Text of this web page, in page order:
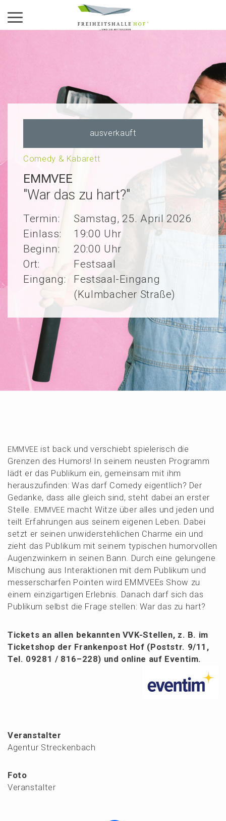
Aktiviere das Menü
ausverkauft
Comedy & Kabarett
EMMVEE
"War das zu hart?"
Termin:
Samstag, 25. April 2026
Einlass:
19:00 Uhr
Beginn:
20:00 Uhr
Ort:
Festsaal
Eingang:
Festsaal-Eingang
(Kulmbacher Straße)
EMMVEE ist back und verschiebt spiele­risch die
Grenzen des Humors! In seinem neusten Programm
lädt er das Publi­kum ein, gemein­sam mit ihm
heraus­zu­fin­den: Was darf Comedy eigent­lich? Der
Gedan­ke, dass alle gleich sind, steht dabei an erster
Stelle. EMMVEE macht Witze über alles und jeden und
teilt Erfah­run­gen aus seinem eigenen Leben. Dabei
setzt er seinen unwider­steh­li­chen Charme ein und
zieht das Publi­kum mit seinem typischen humor­vol­len
Augen­zwin­kern in seinen Bann. Durch eine gelun­ge­ne
Mischung aus Inter­ak­tio­nen mit dem Publi­kum und
messer­schar­fen Pointen wird EMMVE­Es Show zu
einem einzig­ar­ti­gen Erleb­nis. Danach darf sich das
Publi­kum selbst die Frage stellen: War das zu hart?
Tickets an allen bekann­ten VVK-Stellen, z. B. im
Ticket­shop der Franken­post Hof (Poststr. 9/11,
Tel. 09281 / 816–228) und online auf Eventim.
Veranstalter
Agentur Streckenbach
Foto
Veranstalter